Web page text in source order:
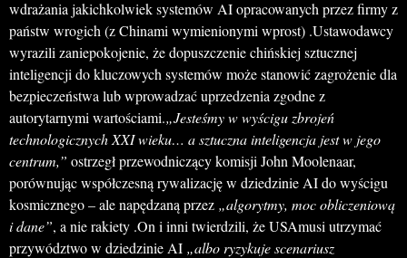
wdrażania jakichkolwiek systemów AI opracowanych przez firmy z
państw wrogich (z Chinami wymienionymi wprost) .Ustawodawcy
wyrazili zaniepokojenie, że dopuszczenie chińskiej sztucznej
inteligencji do kluczowych systemów może stanowić zagrożenie dla
bezpieczeństwa lub wprowadzać uprzedzenia zgodne z
autorytarnymi wartościami.„Jesteśmy w wyścigu zbrojeń
technologicznych XXI wieku… a sztuczna inteligencja jest w jego
centrum,” ostrzegł przewodniczący komisji John Moolenaar,
porównując współczesną rywalizację w dziedzinie AI do wyścigu
kosmicznego – ale napędzaną przez „algorytmy, moc obliczeniową
i dane”, a nie rakiety .On i inni twierdzili, że USAmusi utrzymać
przywództwo w dziedzinie AI „albo ryzykuje scenariusz